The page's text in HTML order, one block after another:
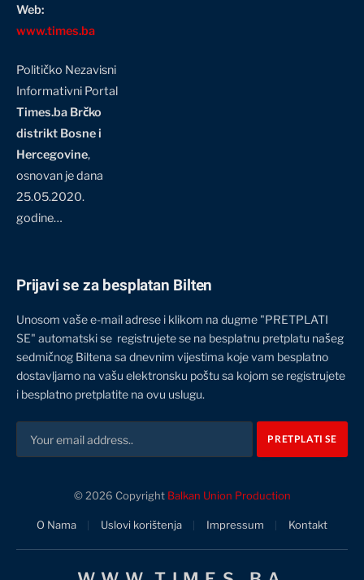
Web:
www.times.ba
Političko Nezavisni
Informativni Portal
Times.ba Brčko
distrikt Bosne i
Hercegovine,
osnovan je dana
25.05.2020.
godine…
Prijavi se za besplatan Bilten
Unosom vaše e-mail adrese i klikom na dugme "PRETPLATI
SE" automatski se registrujete se na besplatnu pretplatu našeg
sedmičnog Biltena sa dnevnim vijestima koje vam besplatno
dostavljamo na vašu elektronsku poštu sa kojom se registrujete
i besplatno pretplatite na ovu uslugu.
© 2026 Copyright Balkan Union Production
O Nama Uslovi korištenja Impressum Kontakt